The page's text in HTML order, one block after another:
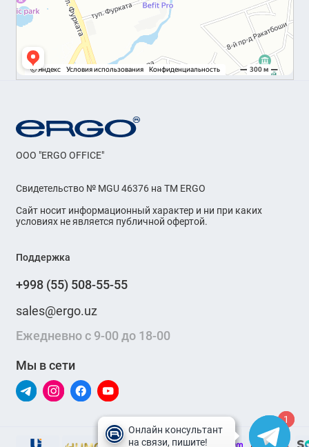
OOO "ERGO OFFICE"
Свидетельство № MGU 46376 на ТМ ERGO
Сайт носит информационный характер и ни при каких
условиях не является публичной офертой.
Поддержка
+998 (55) 508-55-55
sales@ergo.uz
Ежедневно с 9-00 до 18-00
Мы в сети
1
1